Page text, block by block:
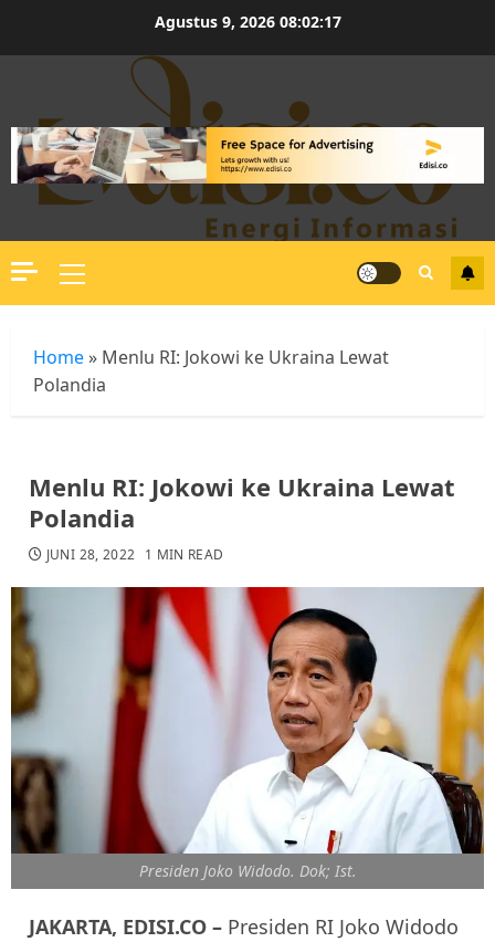
Agustus 9, 2026 08:02:17
Primary
Menu
Home » Menlu RI: Jokowi ke Ukraina Lewat
Polandia
Menlu RI: Jokowi ke Ukraina Lewat
Polandia
JUNI 28, 2022 1 MIN READ
Presiden Joko Widodo. Dok; Ist.
JAKARTA, EDISI.CO – Presiden RI Joko Widodo